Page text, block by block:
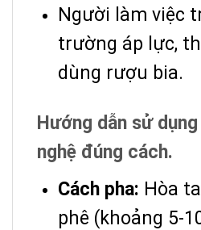
Người làm việc
trường áp lực,
dùng rượu bia.
Hướng dẫn sử
nghệ đúng cách.
Cách pha: Hòa
phê (khoảng 5-